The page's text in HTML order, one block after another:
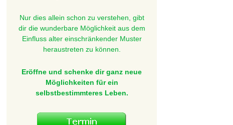
Nur dies allein schon zu verstehen, gibt
dir die wunderbare Möglichkeit aus dem
Einfluss alter einschränkender Muster
heraustreten zu können.
Eröffne und schenke dir ganz neue
Möglichkeiten für ein
selbstbestimmteres Leben.